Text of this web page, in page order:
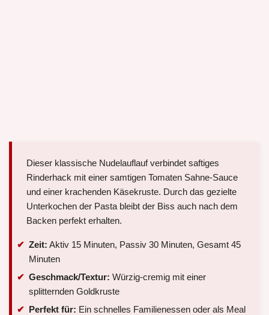
Dieser klassische Nudelauflauf verbindet saftiges
Rinderhack mit einer samtigen Tomaten Sahne-Sauce
und einer krachenden Käsekruste. Durch das gezielte
Unterkochen der Pasta bleibt der Biss auch nach dem
Backen perfekt erhalten.
Zeit: Aktiv 15 Minuten, Passiv 30 Minuten, Gesamt 45
Minuten
Geschmack/Textur: Würzig-cremig mit einer
splitternden Goldkruste
Perfekt für: Ein schnelles Familienessen oder als Meal